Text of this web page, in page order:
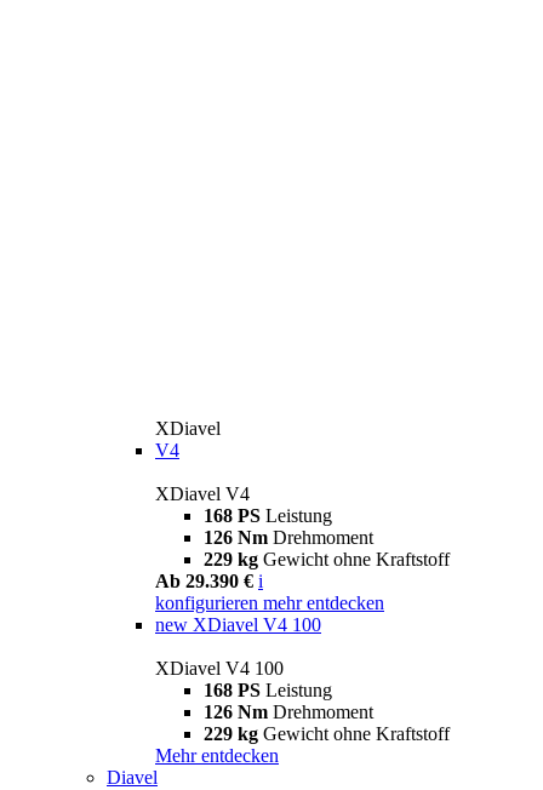
XDiavel
V4
XDiavel V4
168 PS Leistung
126 Nm Drehmoment
229 kg Gewicht ohne Kraftstoff
Ab 29.390 € i
konfigurieren mehr entdecken
new XDiavel V4 100
XDiavel V4 100
168 PS Leistung
126 Nm Drehmoment
229 kg Gewicht ohne Kraftstoff
Mehr entdecken
Diavel